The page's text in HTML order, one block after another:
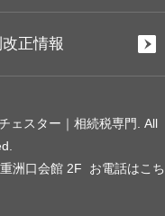
正情報
ェスター｜相続税専門. All
洲口会館 2F お電話はこち